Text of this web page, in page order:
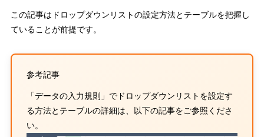
この記事はドロップダウンリストの設定方法とテーブルを把握し
ていることが前提です。
参考記事
「データの入力規則」でドロップダウンリストを設定す
る方法とテーブルの詳細は、以下の記事をご参照くださ
い。